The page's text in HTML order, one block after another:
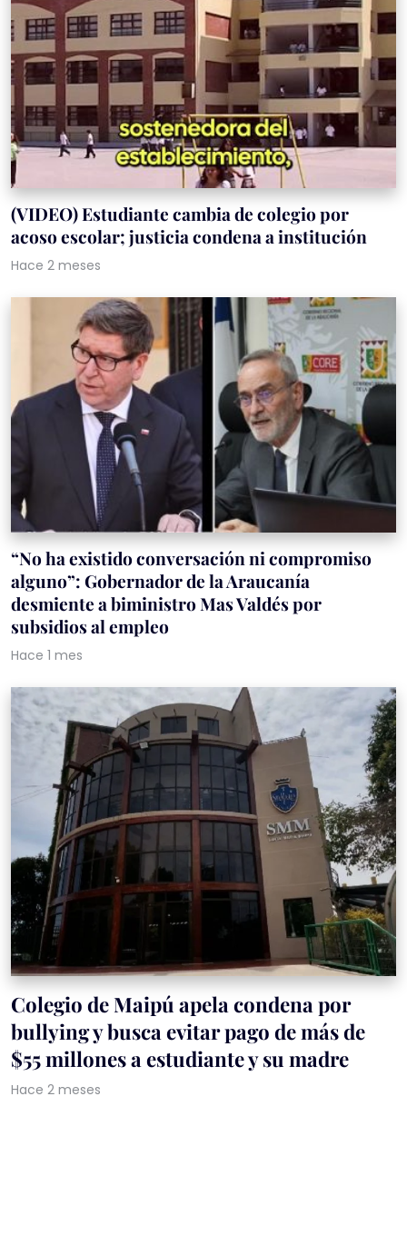
(VIDEO) Estudiante cambia de colegio por
acoso escolar; justicia condena a institución
Hace 2 meses
“No ha existido conversación ni compromiso
alguno”: Gobernador de la Araucanía
desmiente a biministro Mas Valdés por
subsidios al empleo
Hace 1 mes
Colegio de Maipú apela condena por
bullying y busca evitar pago de más de
$55 millones a estudiante y su madre
Hace 2 meses